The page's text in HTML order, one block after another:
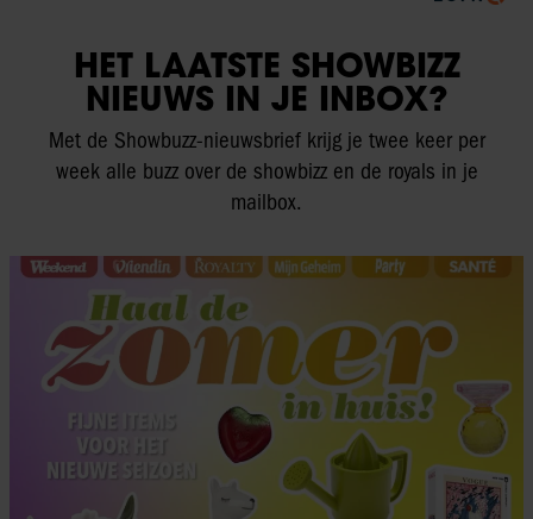
HET LAATSTE SHOWBIZZ
NIEUWS IN JE INBOX?
Met de Showbuzz-nieuwsbrief krijg je twee keer per
week alle buzz over de showbizz en de royals in je
mailbox.